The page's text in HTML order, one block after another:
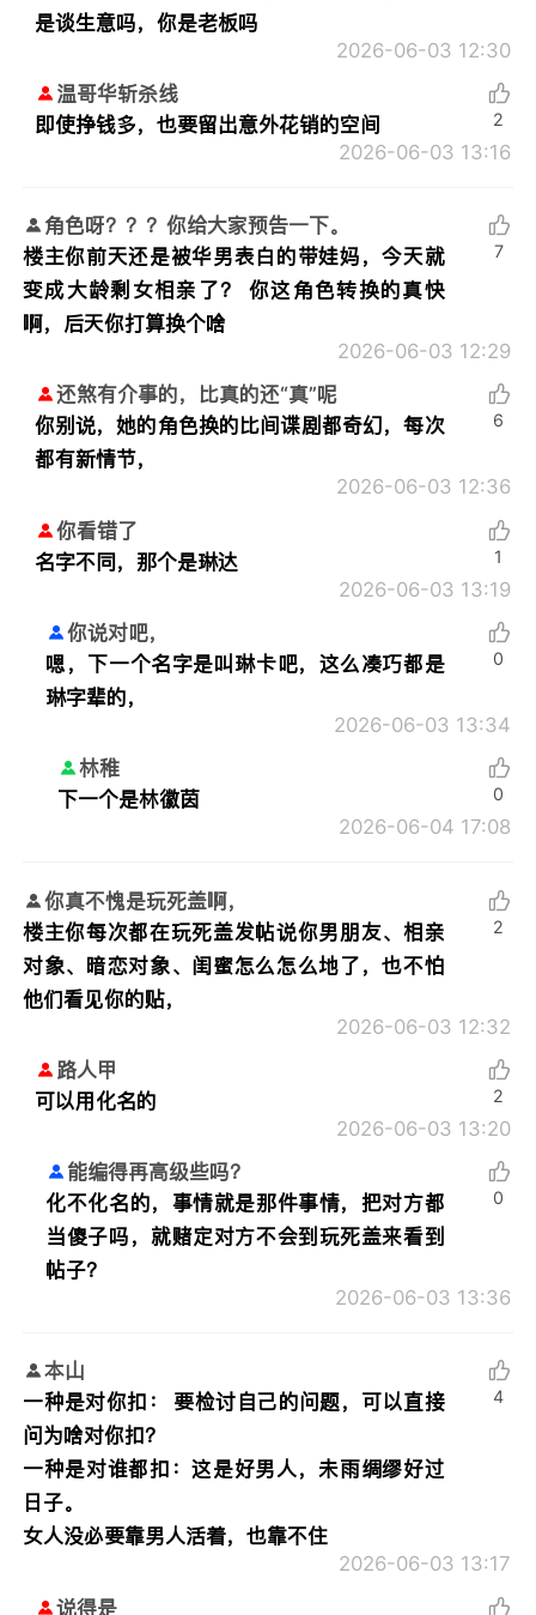
是谈生意吗，你是老板吗
2026-06-03 12:30
温哥华斩杀线
即使挣钱多，也要留出意外花销的空间
2026-06-03 13:16
2
角色呀？？？你给大家预告一下。
楼主你前天还是被华男表白的带娃妈，今天就
变成大龄剩女相亲了？ 你这角色转换的真快
啊，后天你打算换个啥
2026-06-03 12:29
7
还煞有介事的，比真的还“真”呢
你别说，她的角色换的比间谍剧都奇幻，每次
都有新情节，
2026-06-03 12:36
6
你看错了
名字不同，那个是琳达
2026-06-03 13:19
1
你说对吧，
嗯，下一个名字是叫琳卡吧，这么凑巧都是
琳字辈的，
2026-06-03 13:34
0
林稚
下一个是林徽茵
2026-06-04 17:08
0
你真不愧是玩死盖啊，
楼主你每次都在玩死盖发帖说你男朋友、相亲
对象、暗恋对象、闺蜜怎么怎么地了，也不怕
他们看见你的贴，
2026-06-03 12:32
2
路人甲
可以用化名的
2026-06-03 13:20
2
能编得再高级些吗？
化不化名的，事情就是那件事情，把对方都
当傻子吗，就赌定对方不会到玩死盖来看到
帖子？
2026-06-03 13:36
0
本山
一种是对你扣： 要检讨自己的问题，可以直接
问为啥对你扣？
一种是对谁都扣：这是好男人，未雨绸缪好过
日子。
女人没必要靠男人活着，也靠不住
2026-06-03 13:17
4
说得是